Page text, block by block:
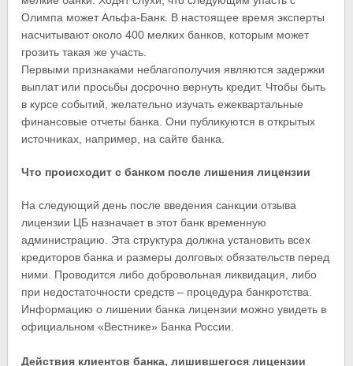
Олимпа может Альфа-Банк. В настоящее время эксперты
насчитывают около 400 мелких банков, которым может
грозить такая же участь.
Первыми признаками неблагополучия являются задержки
выплат или просьбы досрочно вернуть кредит. Чтобы быть
в курсе событий, желательно изучать ежеквартальные
финансовые отчеты банка. Они публикуются в открытых
источниках, например, на сайте банка.
Что происходит с банком после лишения лицензии
На следующий день после введения санкции отзыва
лицензии ЦБ назначает в этот банк временную
администрацию. Эта структура должна установить всех
кредиторов банка и размеры долговых обязательств перед
ними. Проводится либо добровольная ликвидация, либо
при недостаточности средств – процедура банкротства.
Информацию о лишении банка лицензии можно увидеть в
официальном «Вестнике» Банка России.
Действия клиентов банка, лишившегося лицензии